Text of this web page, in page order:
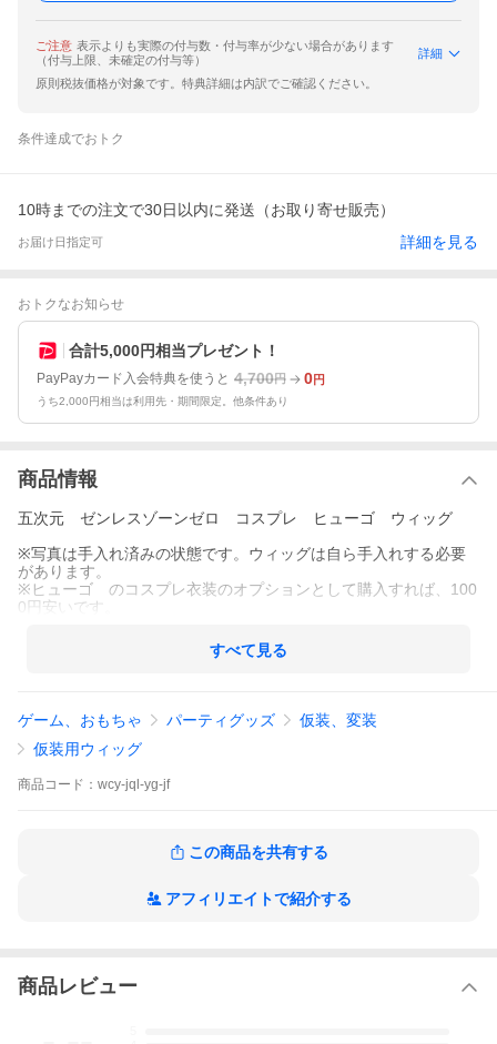
ご注意 表示よりも実際の付与数・付与率が少ない場合があります
（付与上限、未確定の付与等）
詳細
原則税抜価格が対象です。特典詳細は内訳でご確認ください。
条件達成でおトク
10時までの注文で30日以内に発送（お取り寄せ販売）
お届け日指定可 詳細を見る
おトクなお知らせ
合計5,000円相当プレゼント！
PayPayカード入会特典を使うと 4,700円 0円
うち2,000円相当は利用先・期間限定。他条件あり
商品情報
五次元 ゼンレスゾーンゼロ コスプレ ヒューゴ ウィッグ
※写真は手入れ済みの状態です。ウィッグは自ら手入れする必要
があります。
※ヒューゴ のコスプレ衣装のオプションとして購入すれば、100
0円安いです。
すべて見る
ゲーム、おもちゃ パーティグッズ
仮装、変装
仮装用ウィッグ
商品 コード： wcy-jql-yg-jf
この商品を共有する
アフィリエイトで紹介する
商品レビュー